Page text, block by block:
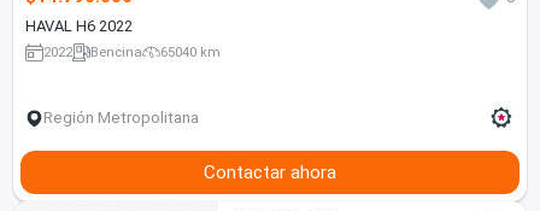
HAVAL H6 2022
2022 Bencina 65040 km
Región Metropolitana
Contactar ahora